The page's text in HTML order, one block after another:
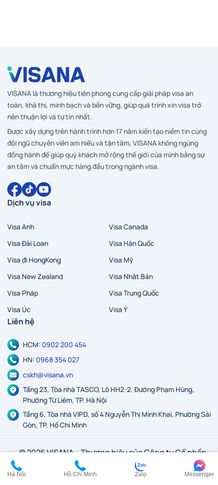
VISANA là thương hiệu tiên phong cung cấp giải pháp visa an
toàn, khả thi, minh bạch và bền vững, giúp quá trình xin visa trở
nên thuận lợi và tự tin nhất.
Được xây dựng trên hành trình hơn 17 năm kiến tạo niềm tin cùng
đội ngũ chuyên viên am hiểu và tận tâm, VISANA không ngừng
đồng hành để giúp quý khách mở rộng thế giới của mình bằng sự
an tâm và chuẩn mực hàng đầu trong ngành visa.
Dịch vụ visa
Visa Anh
Visa Canada
Visa Đài Loan
Visa Hàn Quốc
Visa đi HongKong
Visa Mỹ
Visa New Zealand
Visa Nhật Bản
Visa Pháp
Visa Trung Quốc
Visa Úc
Visa Ý
Liên hệ
HCM: 0902 200 454
HN: 0968 354 027
cskh@visana.vn
Tầng 23, Tòa nhà TASCO, Lô HH2-2, Đường Phạm Hùng,
Phường Từ Liêm, TP. Hà Nội
Tầng 6, Tòa nhà VIPD, số 4 Nguyễn Thị Minh Khai, Phường Sài
Gòn, TP. Hồ Chí Minh
© 2026 VISANA – Thương hiệu của Công ty Cổ phần
Du lịch Khám phá Việt Nam
Hà Nội Zalo